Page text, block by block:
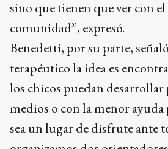
sino que tienen que ver con
comunidad”, expresó.
Benedetti, por su parte,
terapéutico la idea es
los chicos puedan
medios o con la menor
sea un lugar de disfrute ante